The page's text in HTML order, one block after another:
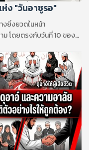
ง "วันอาซูรอ"
ยิ่งยวดในหน้า
โดยตรงกับวันที่ 10 ของ
ย เหตุการณ์ประวัติศาสตร์ที่
ประเพณีกลับมีความแตก
ก คือ ซุนนีย์ และ ชีอะฮ์ ดัง